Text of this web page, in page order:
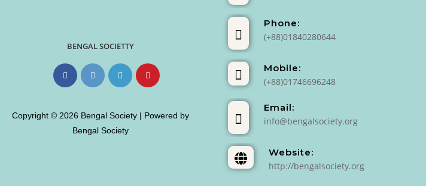
BENGAL SOCIETTY
Copyright © 2026 Bengal Society | Powered by
Bengal Society
Phone:
(+88)01840280644
Mobile:
(+88)01746696248
Email:
info@bengalsociety.org
Website:
http://bengalsociety.org